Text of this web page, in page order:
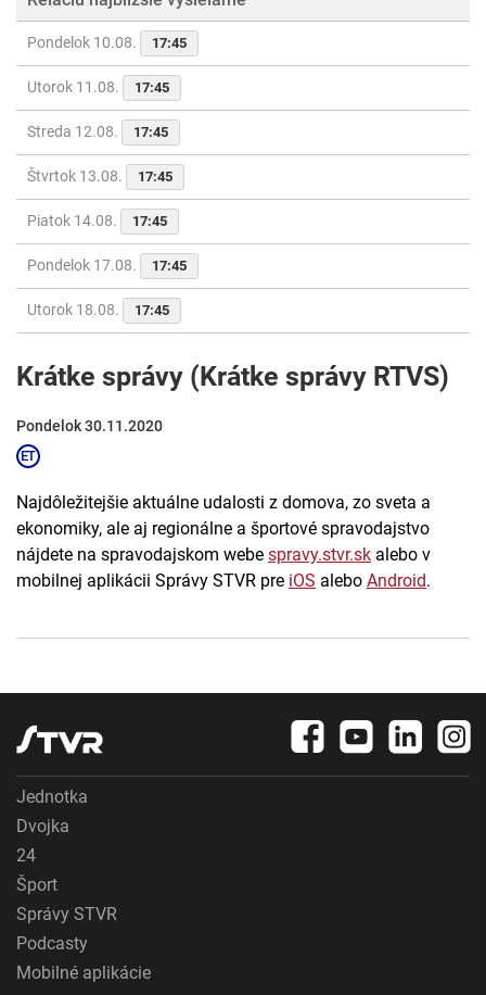
Pondelok 10.08. 17:45
Utorok 11.08. 17:45
Streda 12.08. 17:45
Štvrtok 13.08. 17:45
Piatok 14.08. 17:45
Pondelok 17.08. 17:45
Utorok 18.08. 17:45
Krátke správy (Krátke správy RTVS)
Pondelok 30.11.2020
Najdôležitejšie aktuálne udalosti z domova, zo sveta a
ekonomiky, ale aj regionálne a športové spravodajstvo
nájdete na spravodajskom webe spravy.stvr.sk alebo v
mobilnej aplikácii Správy STVR pre iOS alebo Android.
Jednotka
Dvojka
24
Šport
Správy STVR
Podcasty
Mobilné aplikácie